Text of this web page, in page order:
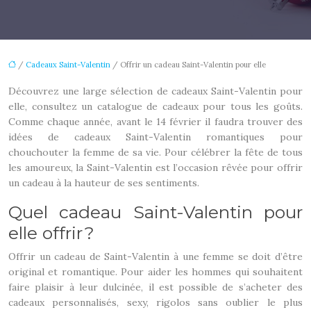
/ Cadeaux Saint-Valentin / Offrir un cadeau Saint-Valentin pour elle
Découvrez une large sélection de cadeaux Saint-Valentin pour
elle, consultez un catalogue de cadeaux pour tous les goûts.
Comme chaque année, avant le 14 février il faudra trouver des
idées de cadeaux Saint-Valentin romantiques pour
chouchouter la femme de sa vie. Pour célébrer la fête de tous
les amoureux, la Saint-Valentin est l’occasion rêvée pour offrir
un cadeau à la hauteur de ses sentiments.
Quel cadeau Saint-Valentin pour
elle offrir ?
Offrir un cadeau de Saint-Valentin à une femme se doit d’être
original et romantique. Pour aider les hommes qui souhaitent
faire plaisir à leur dulcinée, il est possible de s’acheter des
cadeaux personnalisés, sexy, rigolos sans oublier le plus